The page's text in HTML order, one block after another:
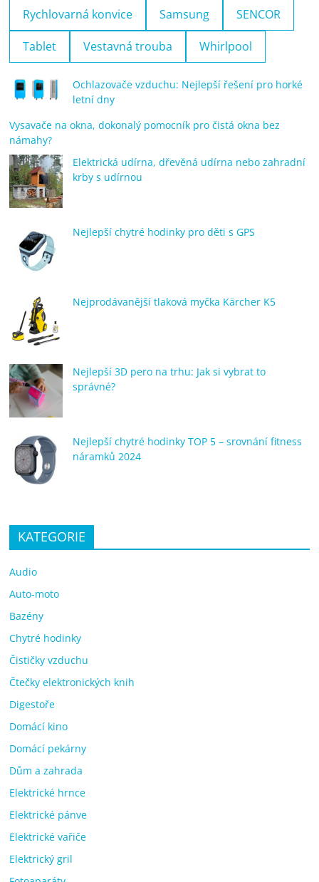
Rychlovarná konvice Samsung SENCOR
Tablet Vestavná trouba Whirlpool
Ochlazovače vzduchu: Nejlepší řešení pro horké
letní dny
Vysavače na okna, dokonalý pomocník pro čistá okna bez
námahy?
Elektrická udírna, dřevěná udírna nebo zahradní
krby s udírnou
Nejlepší chytré hodinky pro děti s GPS
Nejprodávanější tlaková myčka Kärcher K5
Nejlepší 3D pero na trhu: Jak si vybrat to
správné?
Nejlepší chytré hodinky TOP 5 – srovnání fitness
náramků 2024
KATEGORIE
Audio
Auto-moto
Bazény
Chytré hodinky
Čističky vzduchu
Čtečky elektronických knih
Digestoře
Domácí kino
Domácí pekárny
Dům a zahrada
Elektrické hrnce
Elektrické pánve
Elektrické vařiče
Elektrický gril